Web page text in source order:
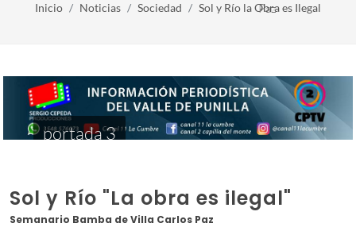
Paz
Inicio Noticias Sociedad Sol y Río la Obra es Ilegal
portada 3
Sol y Río "La obra es ilegal"
Semanario Bamba de Villa Carlos Paz